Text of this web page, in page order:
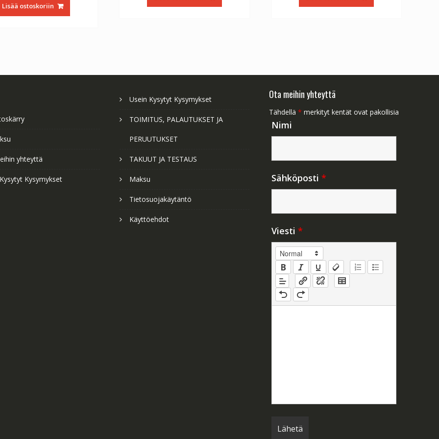
€56.64. €31.47.
Lisää ostoskoriin
€56.64. €31.47.
€56.64. €31.47.
yhteyttä
Kysymykset
Usein Kysytyt Kysymykset
TOIMITUS, PALAUTUKSET JA
PERUUTUKSET
TAKUUT JA TESTAUS
Maksu
Tietosuojakäytäntö
Käyttöehdot
Ota meihin yhteyttä
Tähdellä * merkityt kentät ovat pakollisia
Nimi
Sähköposti *
Viesti *